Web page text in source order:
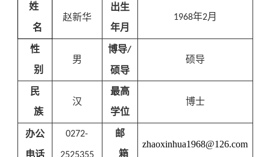
姓
名
赵新华
出生
年月
1968年2月
性
别
男
博导/
硕导
硕导
民
族
汉
最高
学位
博士
办公
电话
0272-
2525355
邮
箱
zhaoxinhua1968@126.com